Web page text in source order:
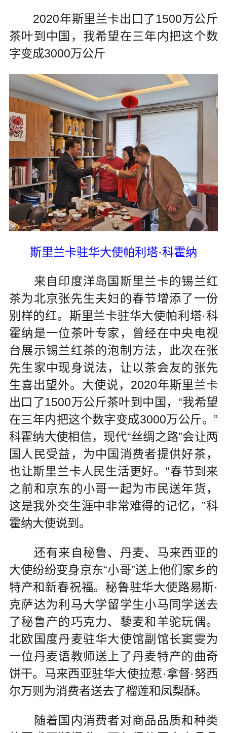
2020年斯里兰卡出口了1500万公斤
茶叶到中国，我希望在三年内把这个数
字变成3000万公斤
斯里兰卡驻华大使帕利塔·科霍纳
来自印度洋岛国斯里兰卡的锡兰红
茶为北京张先生夫妇的春节增添了一份
别样的红。斯里兰卡驻华大使帕利塔·科
霍纳是一位茶叶专家，曾经在中央电视
台展示锡兰红茶的泡制方法，此次在张
先生家中现身说法，让以茶会友的张先
生喜出望外。大使说，2020年斯里兰卡
出口了1500万公斤茶叶到中国，“我希望
在三年内把这个数字变成3000万公斤。”
科霍纳大使相信，现代“丝绸之路”会让两
国人民受益，为中国消费者提供好茶，
也让斯里兰卡人民生活更好。“春节到来
之前和京东的小哥一起为市民送年货，
这是我外交生涯中非常难得的记忆，”科
霍纳大使说到。
还有来自秘鲁、丹麦、马来西亚的
大使纷纷变身京东“小哥”送上他们家乡的
特产和新春祝福。秘鲁驻华大使路易斯·
克萨达为利马大学留学生小马同学送去
了秘鲁产的巧克力、藜麦和羊驼玩偶。
北欧国度丹麦驻华大使馆副馆长窦雯为
一位丹麦语教师送上了丹麦特产的曲奇
饼干。马来西亚驻华大使拉惹·拿督·努西
尔万则为消费者送去了榴莲和凤梨酥。
随着国内消费者对商品品质和种类